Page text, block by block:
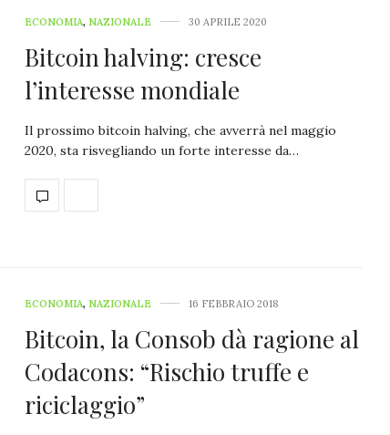
ECONOMIA, NAZIONALE 30 APRILE 2020
Bitcoin halving: cresce
l’interesse mondiale
Il prossimo bitcoin halving, che avverrà nel maggio
2020, sta risvegliando un forte interesse da…
ECONOMIA, NAZIONALE 16 FEBBRAIO 2018
Bitcoin, la Consob dà ragione al
Codacons: “Rischio truffe e
riciclaggio”